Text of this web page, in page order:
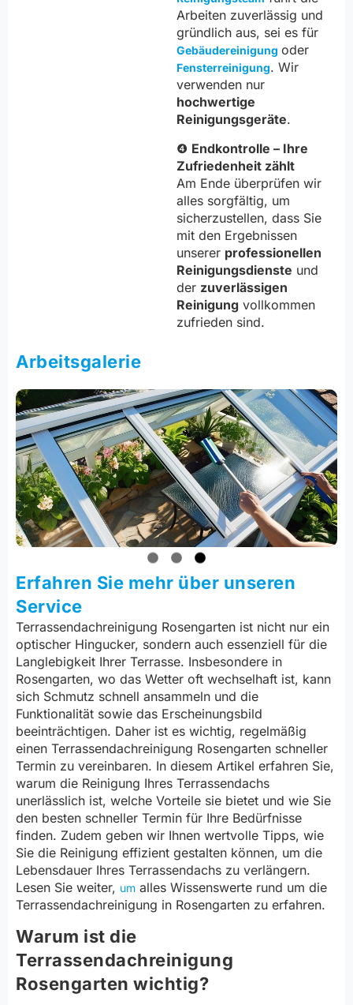
Arbeiten zuverlässig und
gründlich aus, sei es für
Gebäudereinigung oder
Fensterreinigung. Wir
verwenden nur
hochwertige
Reinigungsgeräte.
❹ Endkontrolle – Ihre
Zufriedenheit zählt
Am Ende überprüfen wir
alles sorgfältig, um
sicherzustellen, dass Sie
mit den Ergebnissen
unserer professionellen
Reinigungsdienste und
der zuverlässigen
Reinigung vollkommen
zufrieden sind.
Arbeitsgalerie
Erfahren Sie mehr über unseren
Service
Terrassendachreinigung Rosengarten ist nicht nur ein
optischer Hingucker, sondern auch essenziell für die
Langlebigkeit Ihrer Terrasse. Insbesondere in
Rosengarten, wo das Wetter oft wechselhaft ist, kann
sich Schmutz schnell ansammeln und die
Funktionalität sowie das Erscheinungsbild
beeinträchtigen. Daher ist es wichtig, regelmäßig
einen Terrassendachreinigung Rosengarten schneller
Termin zu vereinbaren. In diesem Artikel erfahren Sie,
warum die Reinigung Ihres Terrassendachs
unerlässlich ist, welche Vorteile sie bietet und wie Sie
den besten schneller Termin für Ihre Bedürfnisse
finden. Zudem geben wir Ihnen wertvolle Tipps, wie
Sie die Reinigung effizient gestalten können, um die
Lebensdauer Ihres Terrassendachs zu verlängern.
Lesen Sie weiter, um alles Wissenswerte rund um die
Terrassendachreinigung in Rosengarten zu erfahren.
Warum ist die
Terrassendachreinigung
Rosengarten wichtig?